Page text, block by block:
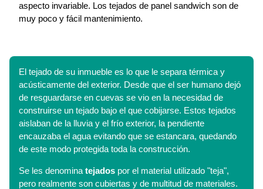
aspecto invariable. Los tejados de panel sandwich son de
muy poco y fácil mantenimiento.
El tejado de su inmueble es lo que le separa térmica y
acústicamente del exterior. Desde que el ser humano dejó
de resguardarse en cuevas se vio en la necesidad de
construirse un tejado bajo el que cobijarse. Estos tejados
aislaban de la lluvia y el frío exterior, la pendiente
encauzaba el agua evitando que se estancara, quedando
de este modo protegida toda la construcción.
Se les denomina tejados por el material utilizado "teja",
pero realmente son cubiertas y de multitud de materiales.